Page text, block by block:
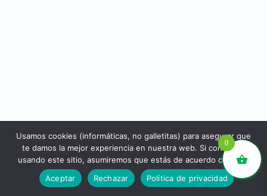
libros.eco © - Desde Barcelona para el mundo 💚 |
Devoluciones y reembolsos|Política de Privacidad
0
Usamos cookies (informáticas, no galletitas) para asegurar que
te damos la mejor experiencia en nuestra web. Si continúas
usando este sitio, asumiremos que estás de acuerdo con ello.
Aceptar
Rechazar Política de privacidad